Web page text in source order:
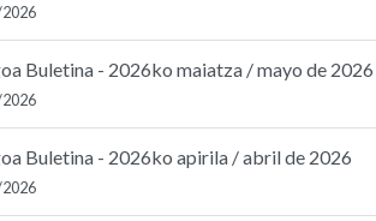
Buletina - 2026ko maiatza / mayo de 2026
Buletina - 2026ko apirila / abril de 2026